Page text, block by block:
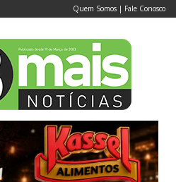
Quem Somos | Fale Conosco